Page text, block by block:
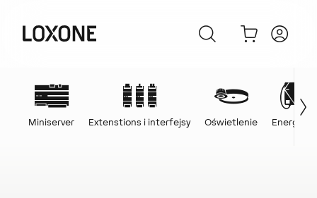
Miniserver Extenstions i interfejsy Oświetlenie Energia